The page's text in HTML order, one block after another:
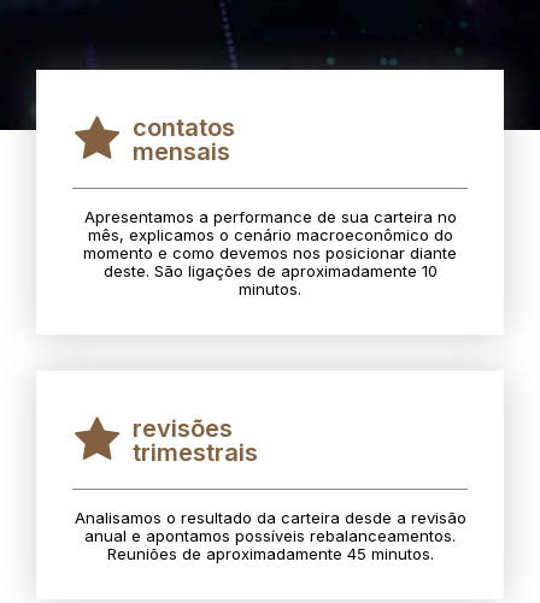
contatos
mensais
Apresentamos a performance de sua carteira no
mês, explicamos o cenário macroeconômico do
momento e como devemos nos posicionar diante
deste. São ligações de aproximadamente 10
minutos.
revisões
trimestrais
Analisamos o resultado da carteira desde a revisão
anual e apontamos possíveis rebalanceamentos.
Reuniões de aproximadamente 45 minutos.